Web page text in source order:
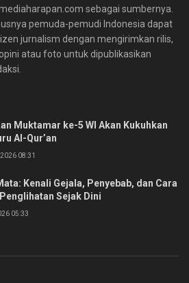
sebagai sumbernya.
pemuda-pemudi Indonesia dapat
jurnalism dengan mengirimkan rilis,
atau foto untuk dipublikasikan
Muktamar ke-5 WI Akan Kukuhkan
Al-Qur’an
08:31
Kenali Gejala, Penyebab, dan Cara
Sejak Dini
05:33